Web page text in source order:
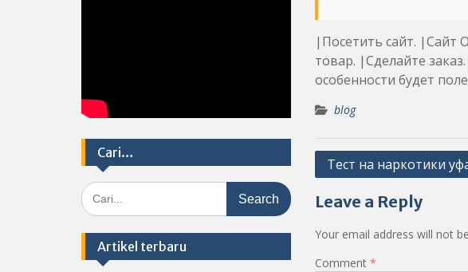
|Посетить сайт. |Сайт
товар. |Сделайте
особенности будет
blog
Post
Тест на наркотики
Leave a Reply
Your email address will not
Comment *
Cari…
Search
for:
Artikel terbaru